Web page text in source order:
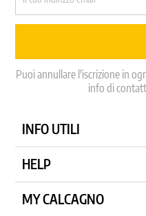
Puoi annullare l'iscrizione in
info di
INFO UTILI
HELP
MY CALCAGNO